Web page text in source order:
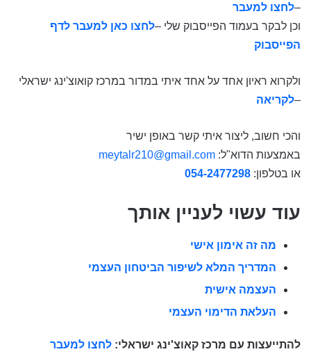
–לחצו למעבר
וכן לבקר בעמוד הפייסבוק שלי –לחצו כאן למעבר לדף
הפייסבוק
ולקרוא ראיון אחד על אחד איתי במדור במרכז קואוצ'ינג ישראלי
–לקריאה
והכי חשוב, ליצור איתי קשר באופן ישיר
באמצעות הדוא"ל: meytalr210@gmail.com
או בטלפון: 054-2477298
עוד עשוי לעניין אותך
מה זה אימון אישי
המדריך המלא לשיפור הביטחון העצמי
העצמה אישית
העלאת הדימוי העצמי
להתייעצות עם מרכז קאוצ'ינג ישראלי: לחצו למעבר